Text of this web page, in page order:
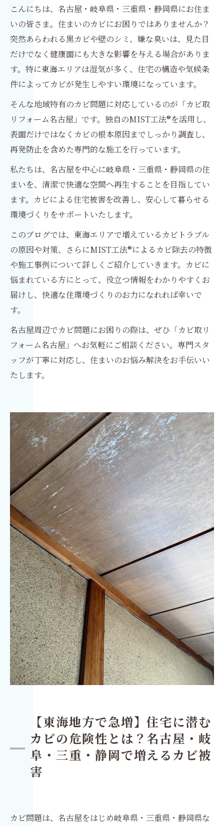
こんにちは、名古屋・岐阜県・三重県・静岡県にお住ま
いの皆さま。住まいのカビにお困りではありませんか？
突然あらわれる黒カビや壁のシミ、嫌な臭いは、見た目
だけでなく健康面にも大きな影響を与える場合がありま
す。特に東海エリアは湿気が多く、住宅の構造や気候条
件によってカビが発生しやすい環境になっています。
そんな地域特有のカビ問題に対応しているのが「カビ取
リフォーム名古屋」です。独自のMIST工法®を活用し、
表面だけではなくカビの根本原因までしっかり調査し、
再発防止を含めた専門的な施工を行っています。
私たちは、名古屋を中心に岐阜県・三重県・静岡県の住
まいを、清潔で快適な空間へ再生することを目指してい
ます。カビによる住宅被害を改善し、安心して暮らせる
環境づくりをサポートいたします。
このブログでは、東海エリアで増えているカビトラブル
の原因や対策、さらにMIST工法®によるカビ除去の特徴
や施工事例について詳しくご紹介していきます。カビに
悩まれている方にとって、役立つ情報をわかりやすくお
届けし、快適な住環境づくりのお力になれれば幸いで
す。
名古屋周辺でカビ問題にお困りの際は、ぜひ「カビ取リ
フォーム名古屋」へお気軽にご相談ください。専門スタ
ッフが丁寧に対応し、住まいのお悩み解決をお手伝いい
たします。
【東海地方で急増】住宅に潜む
カビの危険性とは？名古屋・岐
阜・三重・静岡で増えるカビ被
害
カビ問題は、名古屋をはじめ岐阜県・三重県・静岡県な